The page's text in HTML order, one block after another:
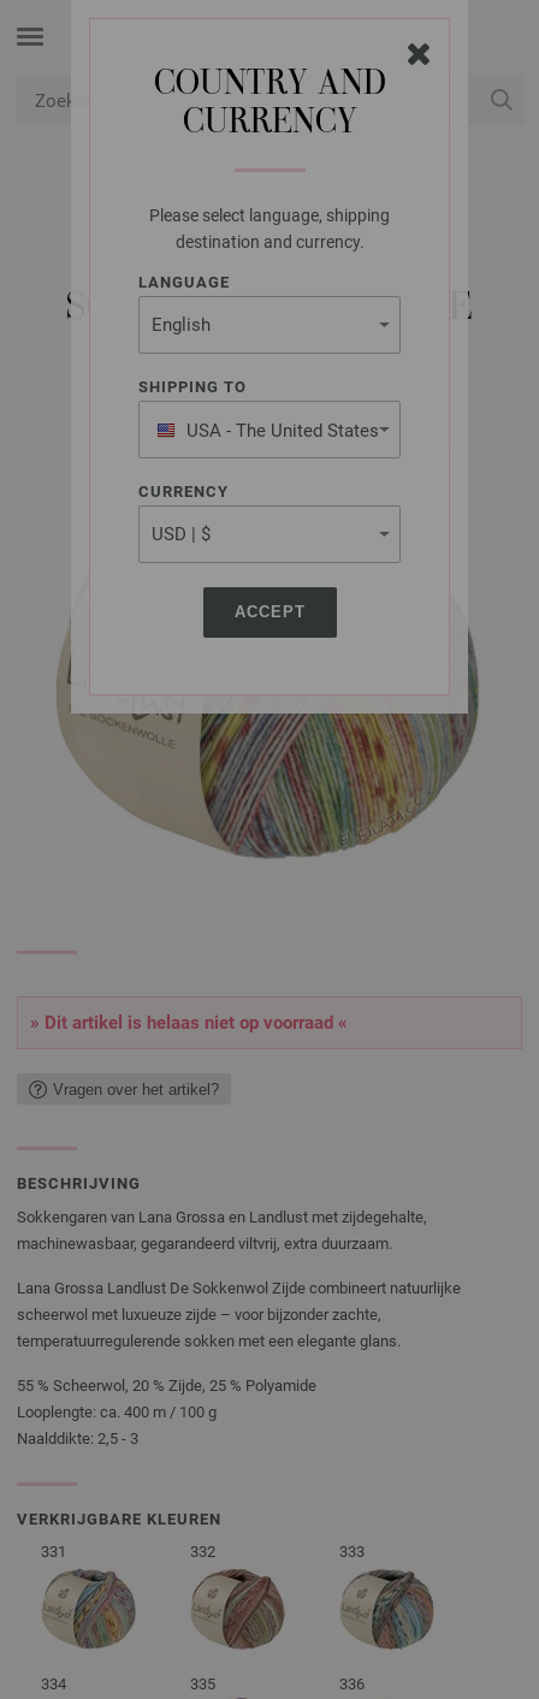
COUNTRY AND
CURRENCY
Please select language, shipping
destination and currency.
LANGUAGE
SHIPPING TO
USA - The United States
of America
CURRENCY
ACCEPT
LANA GROSSA
LANDLUST DIE
SOCKENWOLLE SEIDE
» Dit artikel is helaas niet op voorraad «
Vragen over het artikel?
BESCHRIJVING
Sokkengaren van Lana Grossa en Landlust met zijdegehalte,
machinewasbaar, gegarandeerd viltvrij, extra duurzaam.
Lana Grossa Landlust De Sokkenwol Zijde combineert natuurlijke
scheerwol met luxueuze zijde – voor bijzonder zachte,
temperatuurregulerende sokken met een elegante glans.
55 % Scheerwol, 20 % Zijde, 25 % Polyamide
Looplengte: ca. 400 m / 100 g
Naalddikte: 2,5 - 3
VERKRIJGBARE KLEUREN
331
332 333
334 335 336